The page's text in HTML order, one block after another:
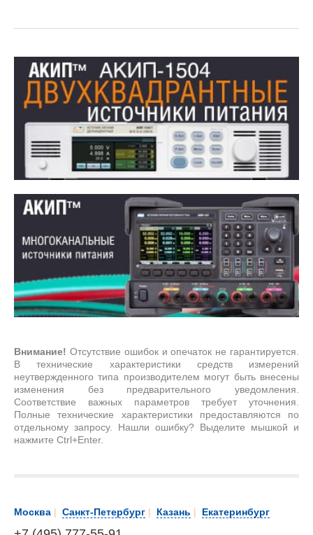
Внимание! Отсутствие ошибок и опечаток не гарантируется.
В технические характеристики средств измерений
неутвержденного типа производителем могут быть внесены
изменения без предварительного уведомления.
Соответствие важных параметров требует уточнения.
Полные технические характеристики предоставляются по
отдельному запросу. Нашли ошибку? Выделите мышкой и
нажмите Ctrl+Enter.
Москва | Санкт-Петербург | Казань | Екатеринбург